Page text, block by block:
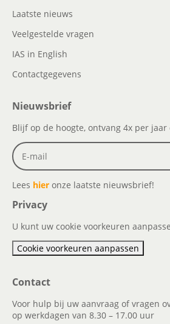
Laatste nieuws
Veelgestelde vragen
IAS in English
Contactgegevens
Nieuwsbrief
Blijf op de hoogte, ontvang 4x per
Lees hier onze laatste nieuwsbrief!
Privacy
U kunt uw cookie voorkeuren
Cookie voorkeuren aanpassen
Contact
Voor hulp bij uw aanvraag of vragen
op werkdagen van 8.30 – 17.00 uur